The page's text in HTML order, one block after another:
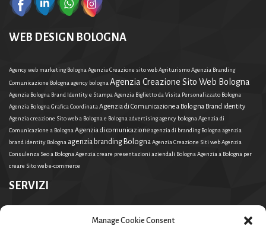
Manage Cookie Consent
WEB DESIGN BOLOGNA
Agency web marketing BolognaAgenzia Creazione sito web AgriturismoAgenzia Branding
Comunicazione Bolognaagency bolognaAgenzia Creazione Sito Web Bologna
Agenzia Bologna Brand Identity e StampaAgenzia Biglietto da Visita Personalizzato Bologna
Agenzia Bologna Grafica CoordinataAgenzia di Comunicazione a Bologna Brand identity
Agenzia creazione Sito web a Bologna e Bolognaadvertising agency bolognaAgenzia di
Comunicazione a BolognaAgenzia di comunicazioneagenzia di branding Bolognaagenzia
brand identity Bologna agenzia branding BolognaAgenzia Creazione Siti webAgenzia
Consulenza Seo a BolognaAgenzia creare presentazioni aziendali BolognaAgenzia a Bologna per
creare Sito web e-commerce
SERVIZI
Agenzia a Bologna per creare Sito web e-commerceAgenzia di Comunicazione a Bologna